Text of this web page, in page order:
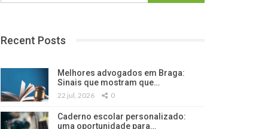
Recent Posts
Melhores advogados em Braga:
Sinais que mostram que…
22 jul, 2026 0
Caderno escolar personalizado:
uma oportunidade para…